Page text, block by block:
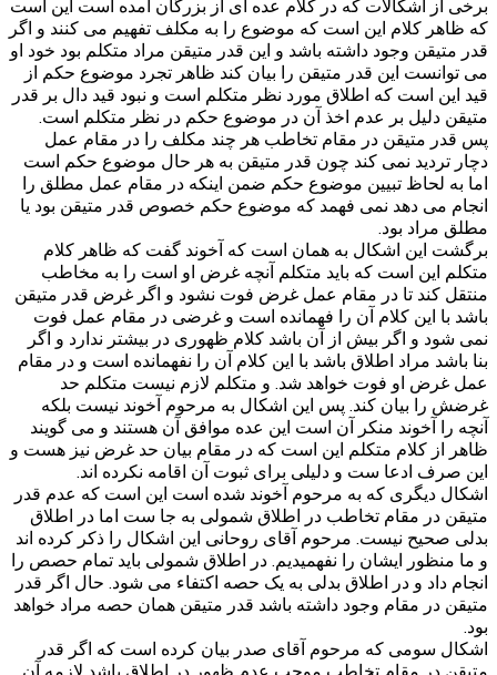
برخی از اشکالات که در کلام عده ای از بزرگان آمده است این است
که ظاهر کلام این است که موضوع را به مکلف تفهیم می کنند و اگر
قدر متیقن وجود داشته باشد و این قدر متیقن مراد متکلم بود خود او
می توانست این قدر متیقن را بیان کند ظاهر تجرد موضوع حکم از
قید این است که اطلاق مورد نظر متکلم است و نبود قید دال بر قدر
متیقن دلیل بر عدم اخذ آن در موضوع حکم در نظر متکلم است.
پس قدر متیقن در مقام تخاطب هر چند مکلف را در مقام عمل
دچار تردید نمی کند چون قدر متیقن به هر حال موضوع حکم است
اما به لحاظ تبیین موضوع حکم ضمن اینکه در مقام عمل مطلق را
انجام می دهد نمی فهمد که موضوع حکم خصوص قدر متیقن بود یا
مطلق مراد بود.
برگشت این اشکال به همان است که آخوند گفت که ظاهر کلام
متکلم این است که باید متکلم آنچه غرض او است را به مخاطب
منتقل کند تا در مقام عمل غرض فوت نشود و اگر غرض قدر متیقن
باشد با این کلام آن را فهمانده است و غرضی در مقام عمل فوت
نمی شود و اگر بیش از آن باشد کلام ظهوری در بیشتر ندارد و اگر
بنا باشد مراد اطلاق باشد با این کلام آن را نفهمانده است و در مقام
عمل غرض او فوت خواهد شد. و متکلم لازم نیست متکلم حد
غرضش را بیان کند. پس این اشکال به مرحوم آخوند نیست بلکه
آنچه را آخوند منکر آن است این عده موافق آن هستند و می گویند
ظاهر از کلام متکلم این است که در مقام بیان حد غرض نیز هست و
این صرف ادعا ست و دلیلی برای ثبوت آن اقامه نکرده اند.
اشکال دیگری که به مرحوم آخوند شده است این است که عدم قدر
متیقن در مقام تخاطب در اطلاق شمولی به جا ست اما در اطلاق
بدلی صحیح نیست. مرحوم آقای روحانی این اشکال را ذکر کرده اند
و ما منظور ایشان را نفهمیدیم. در اطلاق شمولی باید تمام حصص را
انجام داد و در اطلاق بدلی به یک حصه اکتفاء می شود. حال اگر قدر
متیقن در مقام وجود داشته باشد قدر متیقن همان حصه مراد خواهد
بود.
اشکال سومی که مرحوم آقای صدر بیان کرده است که اگر قدر
متیقن در مقام تخاطب موجب عدم ظهور در اطلاق باشد لازمه آن